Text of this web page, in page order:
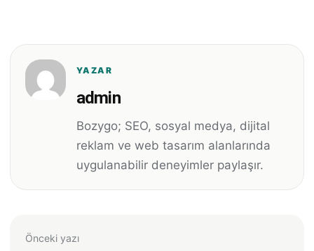
YAZAR
admin
Bozygo; SEO, sosyal medya, dijital
reklam ve web tasarım alanlarında
uygulanabilir deneyimler paylaşır.
Önceki yazı